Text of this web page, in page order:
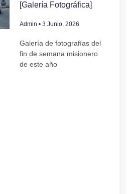
[Galería Fotográfica]
Admin 3 Junio, 2026
Galería de fotografías del
fin de semana misionero
de este año